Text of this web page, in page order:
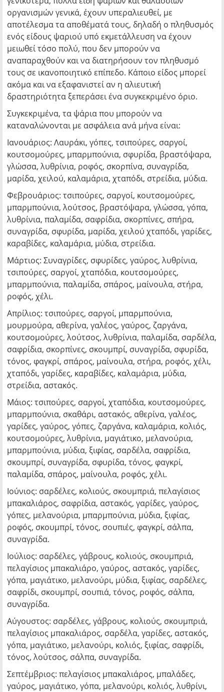
οργανισμών γενικά, έχουν υπεραλιευθεί, με
αποτέλεσμα τα αποθέματά τους, δηλαδή ο πληθυσμός
ενός είδους ψαριού υπό εκμετάλλευση να έχουν
μειωθεί τόσο πολύ, που δεν μπορούν να
αναπαραχθούν και να διατηρήσουν τον πληθυσμό
τους σε ικανοποιητικό επίπεδο. Κάποιο είδος μπορεί
ακόμα και να εξαφανιστεί αν η αλιευτική
δραστηριότητα ξεπεράσει ένα συγκεκριμένο όριο.
Συγκεκριμένα, τα ψάρια που μπορούν να
καταναλώνονται με ασφάλεια ανά μήνα είναι:
Ιανουάριος: Λαυράκι, γόπες, τσιπούρες, σαργοί,
κουτσομούρες, μπαρμπούνια, σφυρίδα, βραστόψαρα,
γλώσσα, λυθρίνια, ροφός, σκορπίνα, συναγρίδα,
μαρίδα, χειλού, καλαμάρια, χταπόδι, στρείδια, μύδια.
Φεβρουάριος: τσιπούρες, σαργοί, κουτσομούρες,
μπαρμπούνια, λούτσος, βραστόψαρα, γλώσσα, γόπα,
λυθρίνια, παλαμίδα, σαφρίδια, σκορπίνες, σπήρα,
συναγρίδα, σφυρίδα, μαρίδα, χειλού χταπόδι, γαρίδες,
καραβίδες, καλαμάρια, μύδια, στρείδια.
Μάρτιος: Συναγρίδες, σφυρίδες, γαύρος, λυθρίνια,
τσιπούρες, σαργοί, χταπόδια, κουτσομούρες,
μπαρμπούνια, παλαμίδα, σπάρος, μαίνουλα, στήρα,
ροφός, χέλι.
Απρίλιος: τσιπούρες, σαργοί, μπαρμπούνια,
μουρμούρα, αθερίνα, γαλέος, γαύρος, ζαργάνα,
κουτσομούρες, λούτσος, λυθρίνια, παλαμίδα, σαρδέλα,
σαφρίδια, σκορπίνες, σκουμπρί, συναγρίδα, σφυρίδα,
τόνος, φαγκρί, σπάρος, μαίνουλα, στήρα, ροφός, χέλι,
χταπόδι, γαρίδες, καραβίδες, καλαμάρια, μύδια,
στρείδια, αστακός.
Μάιος: τσιπούρες, σαργοί, χταπόδια, κουτσομούρες,
μπαρμπούνια, σκαθάρι, αστακός, αθερίνα, γαλέος,
γαρίδες, γαύρος, γόπες, ζαργάνα, καλαμάρια, κολιός,
κουτσομούρες, λυθρίνια, μαγιάτικο, μελανούρια,
μπαρμπούνια, μύδια, ξιφίας, σαρδέλα, σαφρίδια,
σκουμπρί, συναγρίδα, σφυρίδα, τόνος, φαγκρί,
παλαμίδα, σπάρος, μαίνουλα, ροφός, χέλι.
Ιούνιος: σαρδέλες, κολιούς, σκουμπριά, πελαγίσιος
μπακαλιάρος, σαφρίδια, αστακός, γαρίδες, γαύρος,
γόπες, μελανούρια, μπαρμπούνια, μύδια, ξιφίας,
ροφός, σκουμπρί, τόνος, σουπιές, φαγκρί, σάλπα,
συναγρίδα.
Ιούλιος: σαρδέλες, γάβρους, κολιούς, σκουμπριά,
πελαγίσιος μπακαλιάρο, γαύρος, αστακός, γαρίδες,
γόπα, μαγιάτικο, μελανούρι, μύδια, ξιφίας, σαρδέλες,
σαφρίδι, σκουμπρί, σουπιά, τόνος, ροφός, σάλπα,
συναγρίδα.
Αύγουστος: σαρδέλες, γάβρους, κολιούς, σκουμπριά,
πελαγίσιος μπακαλιάρος, σαρδέλα, γαρίδες, αστακός,
γόπα, μαγιάτικο, μελανούρι, κολιός, ξιφίας, σαφρίδι,
τόνος, λούτσος, σάλπα, συναγρίδα.
Σεπτέμβριος: πελαγίσιος μπακαλιάρος, μπαλάδες,
γαύρος, μαγιάτικο, γόπα, μελανούρι, κολιός, λυθρίνι,